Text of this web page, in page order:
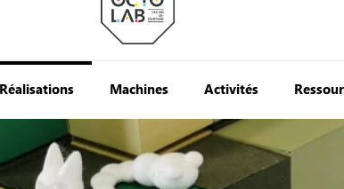
Réalisations Machines Activités